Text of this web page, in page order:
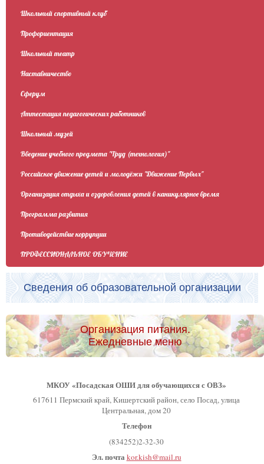
Школьный спортивный клуб
Профориентация
Школьный театр
Наставничество
Сферум
Аттестация педагогических работников
Школьный музей
Введение учебного предмета "Труд (технология)"
Российское движение детей и молодёжи "Движение Первых"
Организация отдыха и оздоровления детей в каникулярное время
Программа развития
Противодействие коррупции
ПРОФЕССИОНАЛЬНОЕ ОБУЧЕНИЕ
Сведения об образовательной организации
Организация питания.
Ежедневные меню
МКОУ «Посадская ОШИ для обучающихся с ОВЗ»
617611 Пермский край, Кишертский район, село Посад, улица
Центральная, дом 20
Телефон
(834252)2-32-30
Эл. почта kor.kish@mail.ru